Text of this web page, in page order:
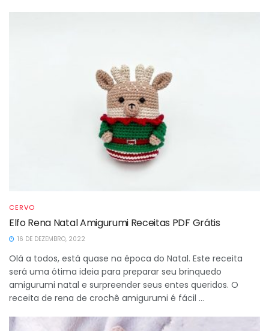
CERVO
Elfo Rena Natal Amigurumi Receitas PDF Grátis
16 DE DEZEMBRO, 2022
Olá a todos, está quase na época do Natal. Este receita
será uma ótima ideia para preparar seu brinquedo
amigurumi natal e surpreender seus entes queridos. O
receita de rena de crochê amigurumi é fácil ...